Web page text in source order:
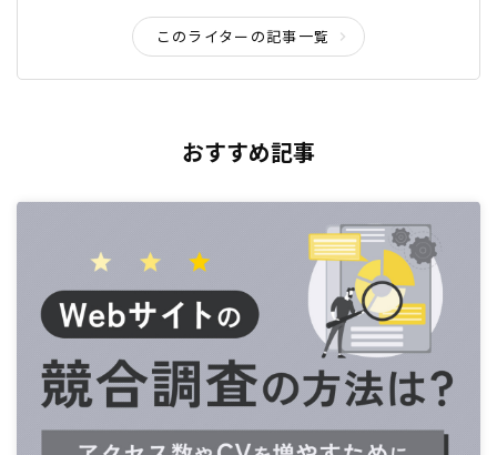
このライターの記事一覧
おすすめ記事